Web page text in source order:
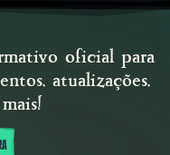
oficial para
atualizações,